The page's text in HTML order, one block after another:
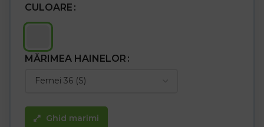
Cureaua nu este inclusa in pachet
CULOARE
MĂRIMEA HAINELOR
Ghid marimi